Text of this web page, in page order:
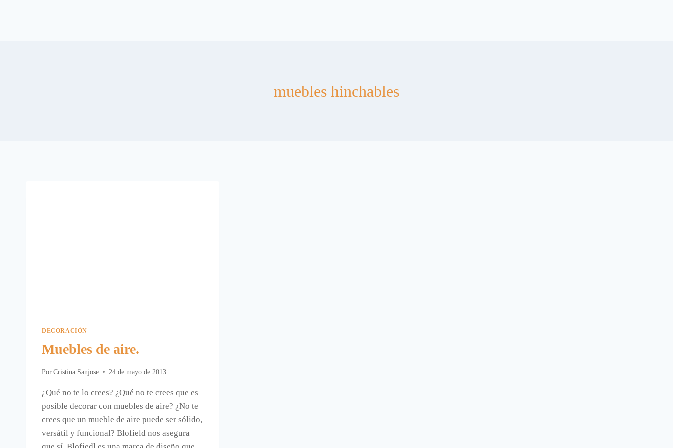
muebles hinchables
DECORACIÓN
Muebles de aire.
Por Cristina Sanjose 24 de mayo de 2013
¿Qué no te lo crees? ¿Qué no te crees que es
posible decorar con muebles de aire? ¿No te
crees que un mueble de aire puede ser sólido,
versátil y funcional? Blofield nos asegura